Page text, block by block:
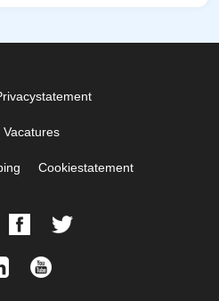
Vacatures
Cookiestatement